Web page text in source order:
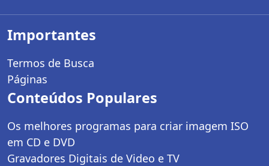
Importantes
Termos de Busca
Páginas
Conteúdos Populares
Os melhores programas para criar imagem ISO
em CD e DVD
Gravadores Digitais de Video e TV